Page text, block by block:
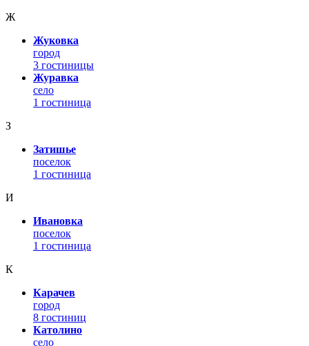
Ж
Жуковка
город
3 гостиницы
Журавка
село
1 гостиница
З
Затишье
поселок
1 гостиница
И
Ивановка
поселок
1 гостиница
К
Карачев
город
8 гостиниц
Католино
село